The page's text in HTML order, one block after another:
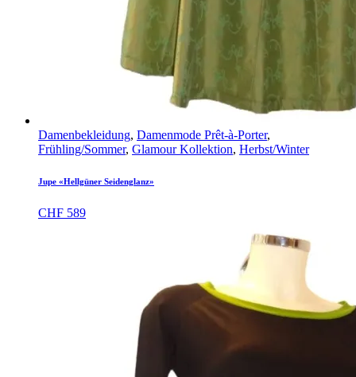
Damenbekleidung, Damenmode Prêt-à-Porter,
Frühling/Sommer, Glamour Kollektion, Herbst/Winter
Jupe «Hellgüner Seidenglanz»
CHF 589